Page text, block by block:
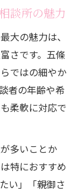
談所の魅力
大の魅力は、
さです。五條
ではの細やか
者の年齢や希
柔軟に対応で
多いことか
特におすすめ
い」「親御さ